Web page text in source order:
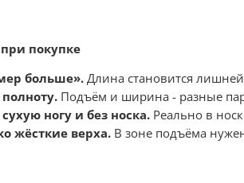
покупке
больше».Длина становится
Подъём и ширина - разные
ногу и без носка. Реально в
жёсткие верха. В зоне подъёма